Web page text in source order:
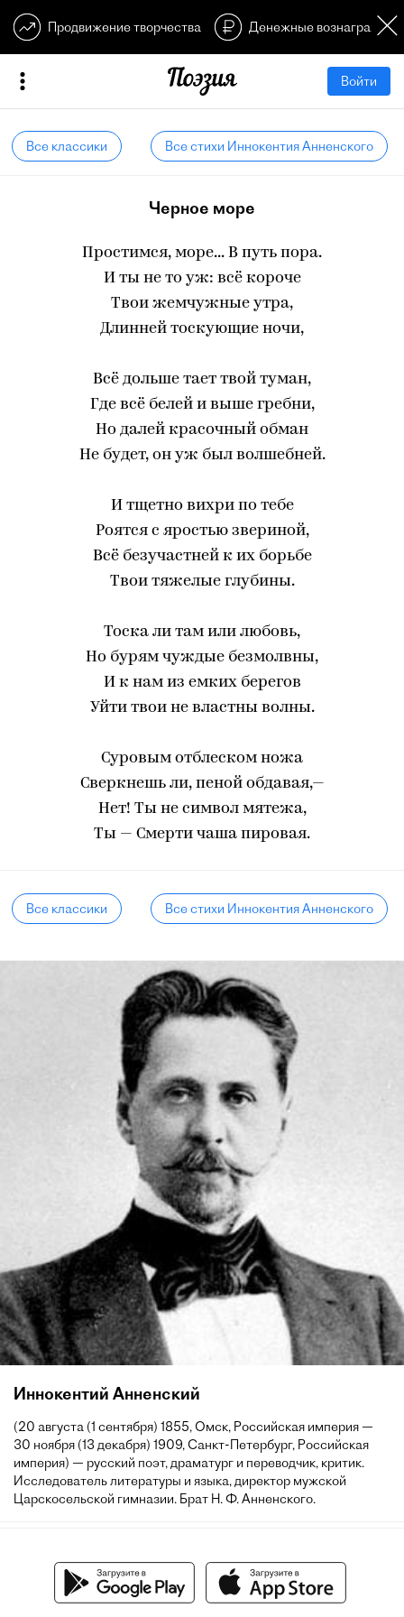
Продвижение творчества Денежные
Войти
Все классики Все стихи Иннокентия Анненского
Черное море
Простимся, море... В путь пора.
И ты не то уж: всё короче
Твои жемчужные утра,
Длинней тоскующие ночи,
Всё дольше тает твой туман,
Где всё белей и выше гребни,
Но далей красочный обман
Не будет, он уж был волшебней.
И тщетно вихри по тебе
Роятся с яростью звериной,
Всё безучастней к их борьбе
Твои тяжелые глубины.
Тоска ли там или любовь,
Но бурям чуждые безмолвны,
И к нам из емких берегов
Уйти твои не властны волны.
Суровым отблеском ножа
Сверкнешь ли, пеной обдавая,—
Нет! Ты не символ мятежа,
Ты — Смерти чаша пировая.
Все классики Все стихи Иннокентия Анненского
Иннокентий Анненский
(20 августа (1 сентября) 1855, Омск, Российская империя —
30 ноября (13 декабря) 1909, Санкт-Петербург, Российская
империя) — русский поэт, драматург и переводчик, критик.
Исследователь литературы и языка, директор мужской
Царскосельской гимназии. Брат Н. Ф. Анненского.